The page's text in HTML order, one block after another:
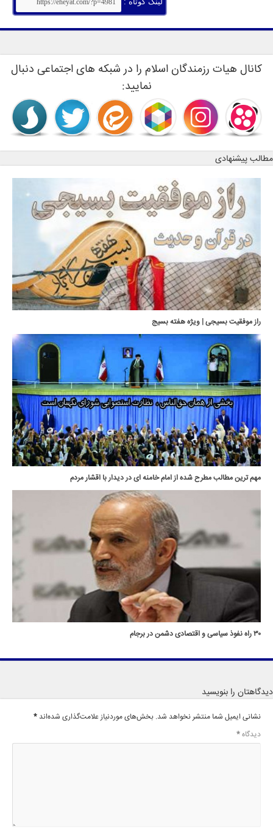
کانال هیات رزمندگان اسلام را در شبکه های اجتماعی دنبال
نمایید:
مطالب پیشنهادی
راز موفقيت بسيجى | ویژه هفته بسیج
مهم ترین مطالب مطرح شده از امام خامنه ای در دیدار با اقشار مردم
۳۰ راه‌ نفوذ سیاسی و اقتصادی دشمن در برجام
دیدگاهتان را بنویسید
نشانی ایمیل شما منتشر نخواهد شد. بخش‌های موردنیاز علامت‌گذاری شده‌اند *
دیدگاه*